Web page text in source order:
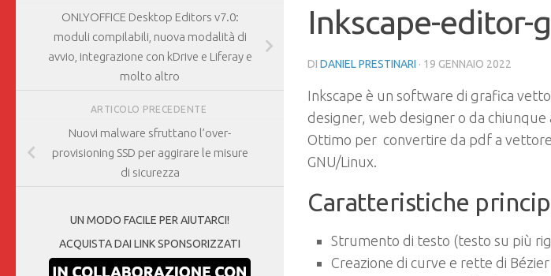
Inkscape-
DI DANIEL PRESTINARI · 19 GENNAIO 2022
Inkscape è un software di grafica
designer, web designer o da
Ottimo per convertire da pdf a vettore
GNU/Linux.
Caratteristiche
Strumento di testo (testo su più
Creazione di curve e rette di Bézier
ONLYOFFICE Desktop Editors v7.0:
moduli compilabili, nuova modalità di
avvio, integrazione con kDrive e Liferay e
molto altro
ARTICOLO PRECEDENTE
Nuovi malware sfruttano l’over-
provisioning SSD per aggirare le misure
di sicurezza
UN MODO FACILE PER AIUTARCI!
ACQUISTA DAI LINK SPONSORIZZATI